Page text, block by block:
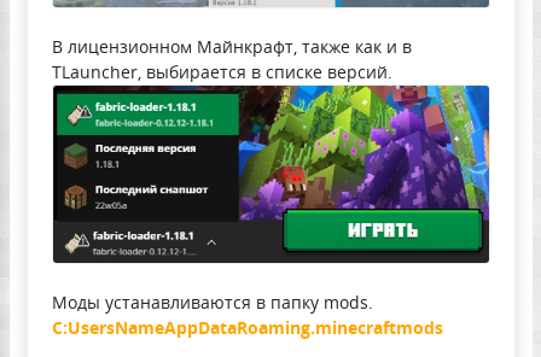
В лицензионном Майнкрафт, также как и в
TLauncher, выбирается в списке версий.
Моды устанавливаются в папку mods.
C:UsersNameAppDataRoaming.minecraftmods